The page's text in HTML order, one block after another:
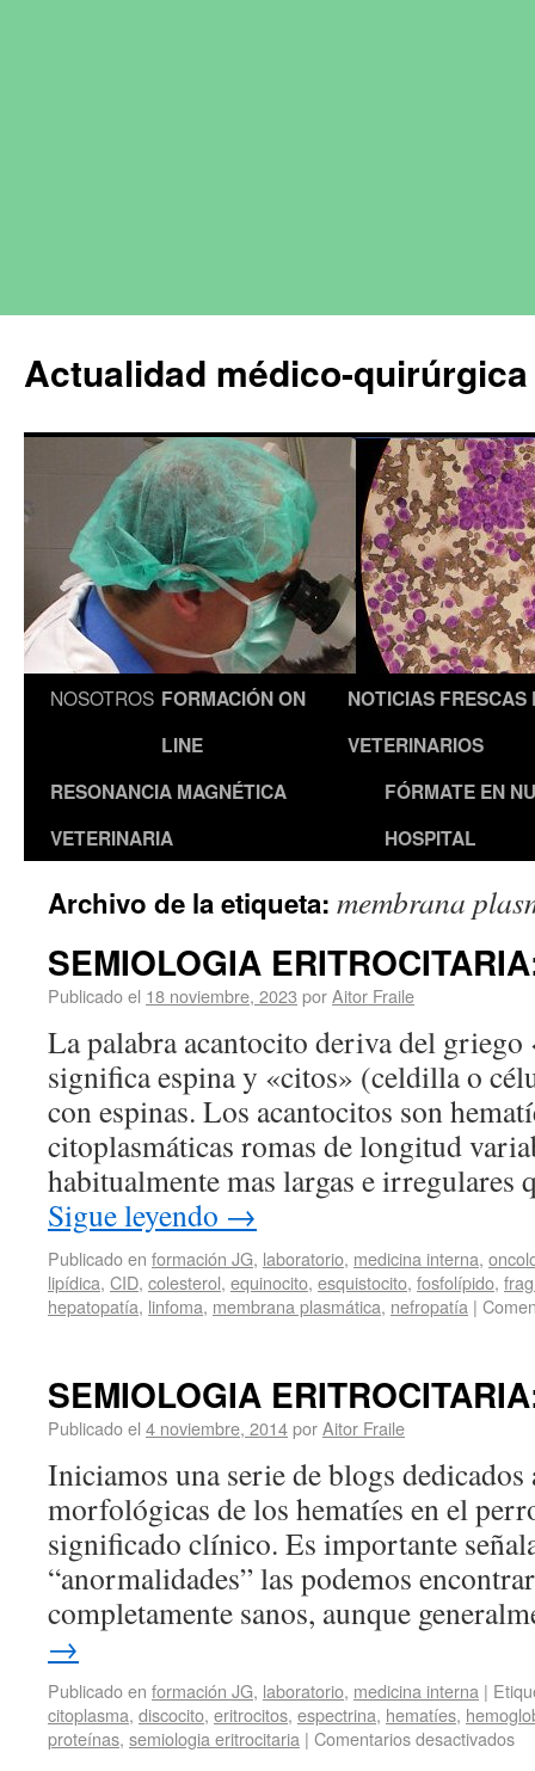
Actualidad médico-
NOSOTROS FORMACIÓN ON
LINE
NOTICIAS FRESCAS
VETERINARIOS
RESONANCIA MAGNÉTICA
VETERINARIA
FÓRMATE EN
HOSPITAL
Archivo de la etiqueta: membrana
SEMIOLOGIA
Publicado el 18 noviembre, 2023 porAitor Fraile
La palabra acantocito deriva del griego
significa espina y «citos» (celdilla o
con espinas. Los acantocitos son
citoplasmáticas romas de longitud
habitualmente mas largas e
Sigue leyendo →
Publicado en formación JG, laboratorio, medicina interna,
lipídica, CID, colesterol, equinocito, esquistocito, fosfolípido,
hepatopatía, linfoma, membrana plasmática, nefropatía |
SEMIOLOGIA
Publicado el 4 noviembre, 2014porAitor Fraile
Iniciamos una serie de blogs dedicados
morfológicas de los hematíes en el
significado clínico. Es importante
“anormalidades” las podemos
completamente sanos, aunque
→
Publicado en formación JG, laboratorio, medicina interna |
citoplasma, discocito, eritrocitos, espectrina, hematíes,
proteínas, semiologia eritrocitaria | Comentarios desactivados